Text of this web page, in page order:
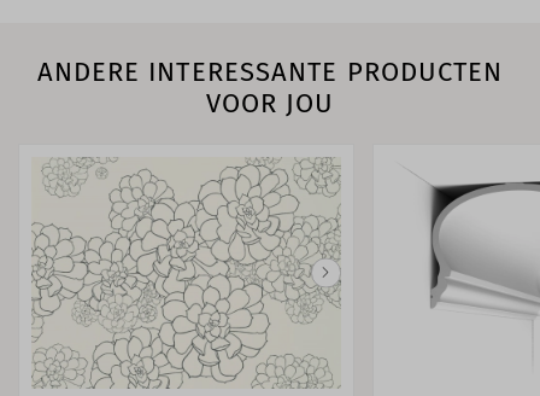
ANDERE INTERESSANTE PRODUCTEN
VOOR JOU